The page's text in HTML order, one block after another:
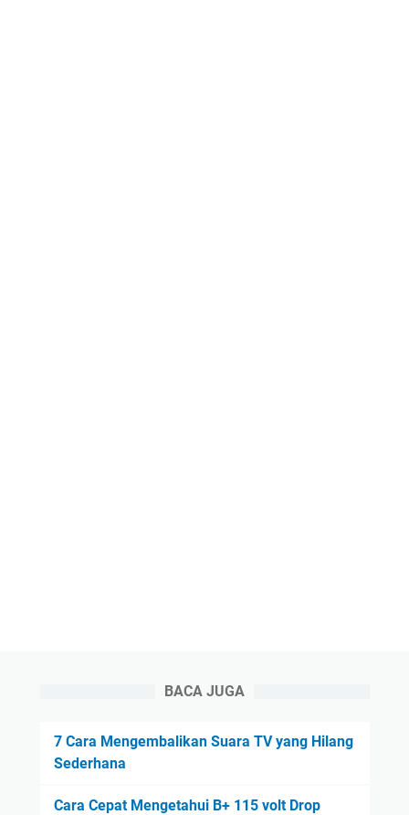
BACA JUGA
7 Cara Mengembalikan Suara TV yang Hilang
Sederhana
Cara Cepat Mengetahui B+ 115 volt Drop